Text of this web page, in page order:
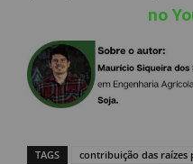
no
TAGS
contribuição das raízes